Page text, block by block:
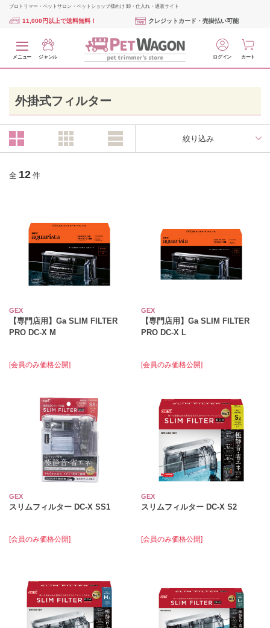
プロトリマー・ペットサロン・ペットショップ様向け 卸・仕入れ・通販サイト
11,000円以上で送料無料！ クレジットカード・売掛払い可能
メニュー ジャンル ログイン カート
外掛式フィルター
絞り込み
全 12 件
GEX
【専門店用】Ga SLIM FILTER
PRO DC-X M
[会員のみ価格公開]
GEX
【専門店用】Ga SLIM FILTER
PRO DC-X L
[会員のみ価格公開]
GEX
スリムフィルター DC-X SS1
[会員のみ価格公開]
GEX
スリムフィルター DC-X S2
[会員のみ価格公開]